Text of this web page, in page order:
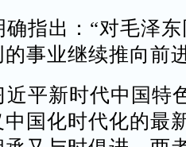
指出：“对毛泽
事业继续推向前
平新时代中国特
国化时代化的最